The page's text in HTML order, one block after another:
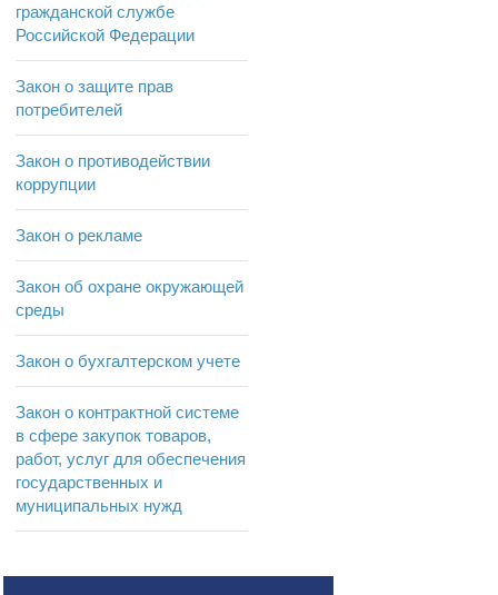
гражданской службе
Российской Федерации
Закон о защите прав
потребителей
Закон о противодействии
коррупции
Закон о рекламе
Закон об охране окружающей
среды
Закон о бухгалтерском учете
Закон о контрактной системе
в сфере закупок товаров,
работ, услуг для обеспечения
государственных и
муниципальных нужд